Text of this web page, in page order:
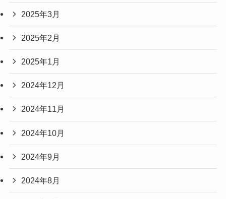
2025年3月
2025年2月
2025年1月
2024年12月
2024年11月
2024年10月
2024年9月
2024年8月